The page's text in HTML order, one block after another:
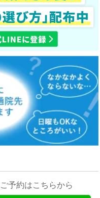
予約はこちらから